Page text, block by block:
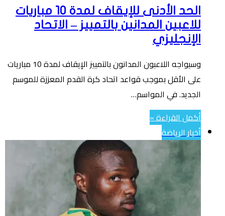
الحد الأدنى للإيقاف لمدة 10 مباريات
للاعبين المدانين بالتمييز – الاتحاد
الإنجليزي
وسيواجه اللاعبون المدانون بالتمييز الإيقاف لمدة 10 مباريات
على الأقل بموجب قواعد اتحاد كرة القدم المعززة للموسم
الجديد. في المواسم…
أكمل القراءة »
أخبار الرياضة